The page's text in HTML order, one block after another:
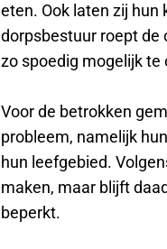
eten. Ook laten zij
dorpsbestuur roept de
zo spoedig mogelijk te
Voor de betrokken
probleem, namelijk
hun leefgebied.
maken, maar blijft
beperkt.